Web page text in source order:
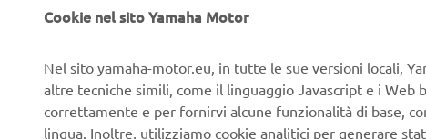
With its
Cookie nel sito Yamaha Motor
Nel sito yamaha-motor.eu, in tutte le sue versioni locali,
altre tecniche simili, come il linguaggio Javascript e i
correttamente e per fornirvi alcune funzionalità di base,
lingua. Inoltre, utilizziamo cookie analitici per generare